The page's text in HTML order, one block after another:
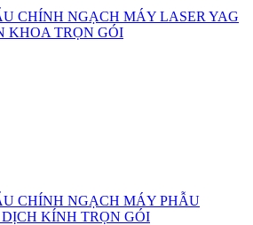
CHÍNH NGẠCH MÁY LASER YAG
KHOA TRỌN GÓI
CHÍNH NGẠCH MÁY PHẪU
KÍNH TRỌN GÓI